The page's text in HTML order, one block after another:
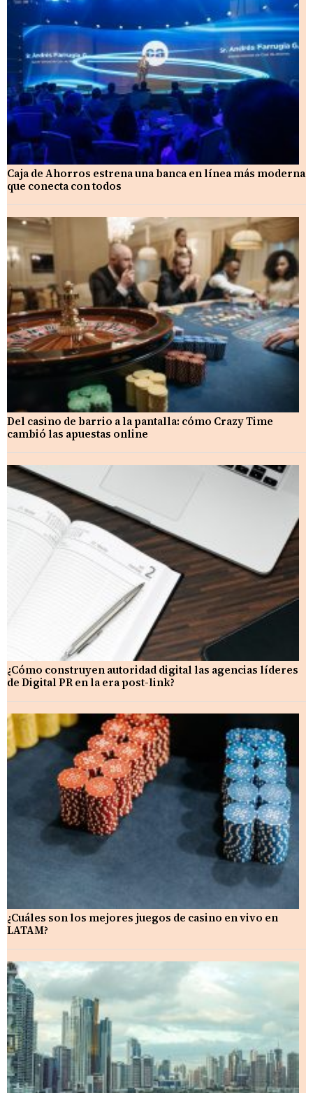
Caja de Ahorros estrena una banca en línea más moderna
que conecta con todos
Del casino de barrio a la pantalla: cómo Crazy Time
cambió las apuestas online
¿Cómo construyen autoridad digital las agencias líderes
de Digital PR en la era post-link?
¿Cuáles son los mejores juegos de casino en vivo en
LATAM?